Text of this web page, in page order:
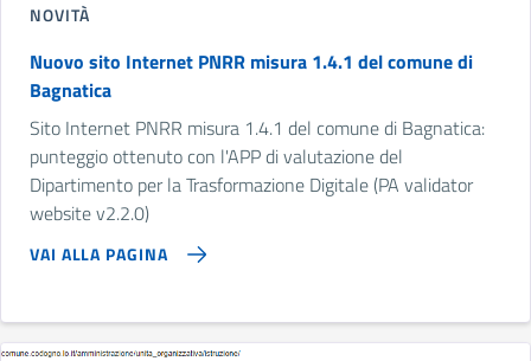
NOVITÀ
Nuovo sito Internet PNRR misura 1.4.1 del comune di
Bagnatica
Sito Internet PNRR misura 1.4.1 del comune di Bagnatica:
punteggio ottenuto con l'APP di valutazione del
Dipartimento per la Trasformazione Digitale (PA validator
website v2.2.0)
VAI ALLA PAGINA